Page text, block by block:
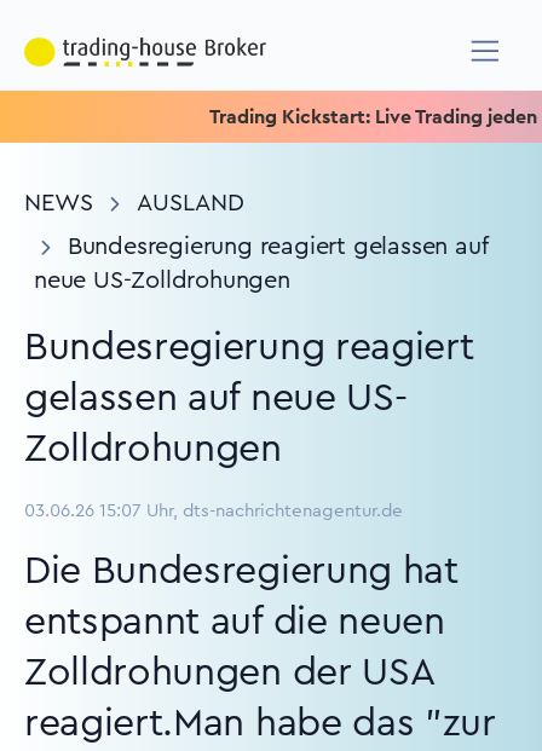
Trading Kickstart: Live Trading jeden
NEWS
AUSLAND
Bundesregierung reagiert gelassen auf
neue US-Zolldrohungen
Bundesregierung reagiert
gelassen auf neue US-
Zolldrohungen
03.06.26 15:07 Uhr, dts-nachrichtenagentur.de
Die Bundesregierung hat
entspannt auf die neuen
Zolldrohungen der USA
reagiert.Man habe das "zur